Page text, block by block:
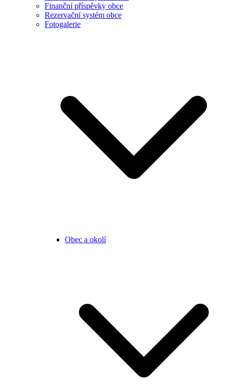
Finanční příspěvky obce
Rezervační systém obce
Fotogalerie
Obec a okolí